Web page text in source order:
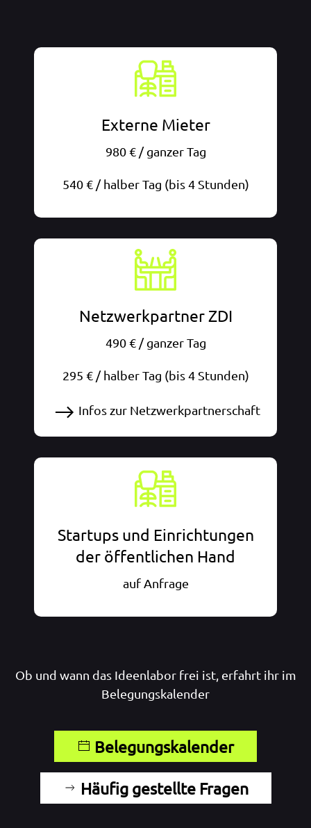
Externe Mieter
980 € / ganzer Tag
540 € / halber Tag (bis 4 Stunden)
Netzwerkpartner ZDI
490 € / ganzer Tag
295 € / halber Tag (bis 4 Stunden)
Infos zur Netzwerkpartnerschaft
Startups und Einrichtungen
der öffentlichen Hand
auf Anfrage
Ob und wann das Ideenlabor frei ist, erfahrt ihr im
Belegungskalender
Belegungskalender
Häufig gestellte Fragen